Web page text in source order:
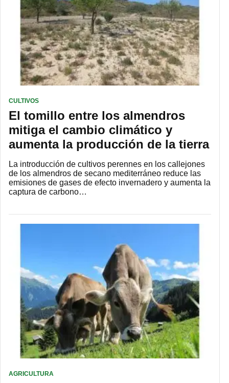
CULTIVOS
El tomillo entre los almendros
mitiga el cambio climático y
aumenta la producción de la tierra
La introducción de cultivos perennes en los callejones
de los almendros de secano mediterráneo reduce las
emisiones de gases de efecto invernadero y aumenta la
captura de carbono…
AGRICULTURA